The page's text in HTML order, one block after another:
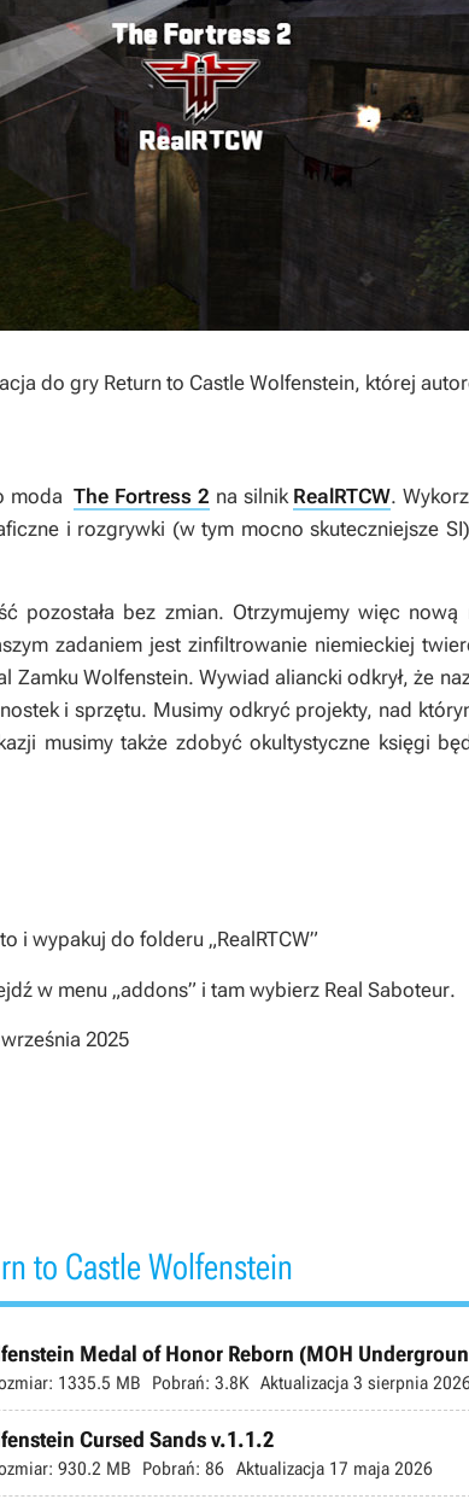
do gry Return to Castle Wolfenstein, której
modaThe Fortress 2 na silnik RealRTCW.
i rozgrywki (w tym mocno skuteczniejsze
pozostała bez zmian. Otrzymujemy więc nową
zadaniem jest zinfiltrowanie niemieckiej
Zamku Wolfenstein. Wywiad aliancki odkrył, że
i sprzętu. Musimy odkryć projekty, nad
musimy także zdobyć okultystyczne księgi
to i wypakuj do folderu „RealRTCW”
w menu „addons” i tam wybierz Real Saboteur.
2025
to Castle Wolfenstein
Medal of Honor Reborn (MOH
1335.5 MB Pobrań: 3.8K Aktualizacja 3 sierpnia
Cursed Sands v.1.1.2
930.2 MB Pobrań: 86 Aktualizacja 17 maja 2026